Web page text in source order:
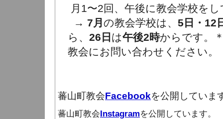
月1〜2回、午後に教会学校を
→ 7月 の教会学校は、 5日・12
ら、 26日 は午後2時からです。
教会にお問い合わせください。
蕃山町教会Facebookを公開していま
蕃山町教会Instagramを公開しています。